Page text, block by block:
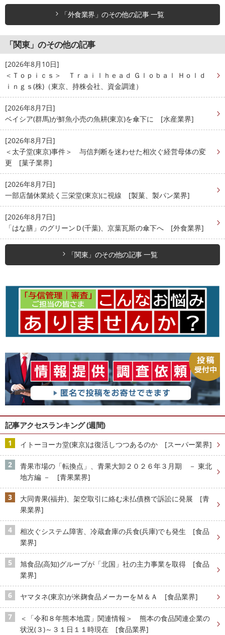
「外食業界」のその他の記事 一覧
「関東」のその他の記事
[2026年8月10日]
＜Ｔｏｐｉｃｓ＞ Ｔｒａｉｌｈｅａｄ Ｇｌｏｂａｌ Ｈｏｌｄ
ｉｎｇｓ(株)（東京、持株会社、資金調達）
[2026年8月7日]
ベイシア(群馬)が鮮魚小売の魚耕(東京)を傘下に [水産業界]
[2026年8月7日]
＜太子堂(東京)事件＞ 与信判断を迷わせた相次ぐ経営母体の変
更 [菓子業界]
[2026年8月7日]
一部店舗休業続く三栄堂(東京)に視線 [製菓、製パン業界]
[2026年8月7日]
「はな膳」のグリーンＤ(千葉)、京葉瓦斯の傘下へ [外食業界]
「関東」のその他の記事 一覧
記事アクセスランキング (週間)
イトーヨーカ堂(東京)は復活しつつあるのか [スーパー業界]
青果市場の「転換点」、青果大卸２０２６年３月期 － 東北
地方編 － [青果業界]
大同青果(福井)、架空取引に絡む未払債務で訴訟に発展 [青
果業界]
相次ぐシステム障害、冷蔵倉庫の兵食(兵庫)でも発生 [食品
業界]
旭食品(高知)グループが「北国」社の主力事業を取得 [食品
業界]
ヤマタネ(東京)が米麹食品メーカーをＭ＆Ａ [食品業界]
＜「令和８年熊本地震」関連情報＞ 熊本の食品関連企業の
状況(３)～３１日１１時現在 [食品業界]